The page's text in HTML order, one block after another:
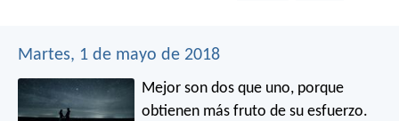
Martes, 1 de mayo de 2018
Mejor son dos que uno, porque
obtienen más fruto de su esfuerzo.